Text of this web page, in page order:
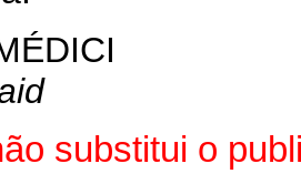
substitui o